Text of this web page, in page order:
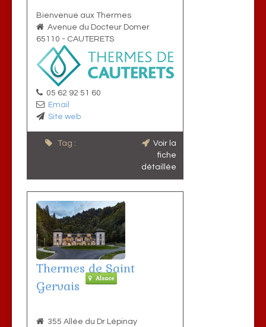
Bienvenue aux Thermes
Avenue du Docteur Domer
65110 - CAUTERETS
05 62 92 51 60
Email
Site web
Tag :
Voir la
fiche
détaillée
Thermes de Saint
Gervais
Alsace
355 Allée du Dr Lépinay